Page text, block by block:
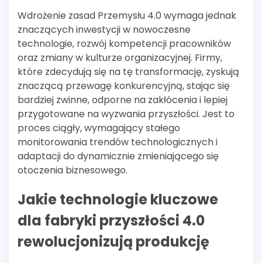
Wdrożenie zasad Przemysłu 4.0 wymaga jednak
znaczących inwestycji w nowoczesne
technologie, rozwój kompetencji pracowników
oraz zmiany w kulturze organizacyjnej. Firmy,
które zdecydują się na tę transformację, zyskują
znaczącą przewagę konkurencyjną, stając się
bardziej zwinne, odporne na zakłócenia i lepiej
przygotowane na wyzwania przyszłości. Jest to
proces ciągły, wymagający stałego
monitorowania trendów technologicznych i
adaptacji do dynamicznie zmieniającego się
otoczenia biznesowego.
Jakie technologie kluczowe
dla fabryki przyszłości 4.0
rewolucjonizują produkcję